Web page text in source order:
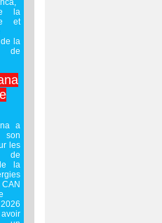
la
et
la
de
a
les
de
la